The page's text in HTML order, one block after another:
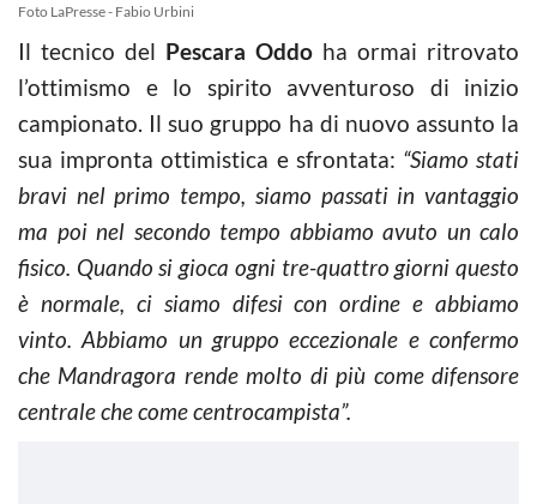
Foto LaPresse - Fabio Urbini
Il tecnico del Pescara Oddo ha ormai ritrovato
l’ottimismo e lo spirito avventuroso di inizio
campionato. Il suo gruppo ha di nuovo assunto la
sua impronta ottimistica e sfrontata: “Siamo stati
bravi nel primo tempo, siamo passati in vantaggio
ma poi nel secondo tempo abbiamo avuto un calo
fisico. Quando si gioca ogni tre-quattro giorni questo
è normale, ci siamo difesi con ordine e abbiamo
vinto. Abbiamo un gruppo eccezionale e confermo
che Mandragora rende molto di più come difensore
centrale che come centrocampista”.